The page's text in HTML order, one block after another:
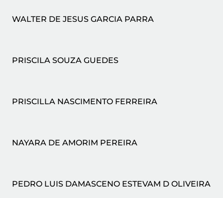
WALTER DE JESUS GARCIA PARRA
PRISCILA SOUZA GUEDES
PRISCILLA NASCIMENTO FERREIRA
NAYARA DE AMORIM PEREIRA
PEDRO LUIS DAMASCENO ESTEVAM D OLIVEIRA